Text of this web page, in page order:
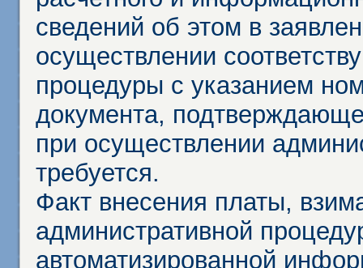
сведений об этом в
осуществлении
процедуры с указанием
документа,
при осуществлении
требуется.
Факт внесения платы,
административной
автоматизированной